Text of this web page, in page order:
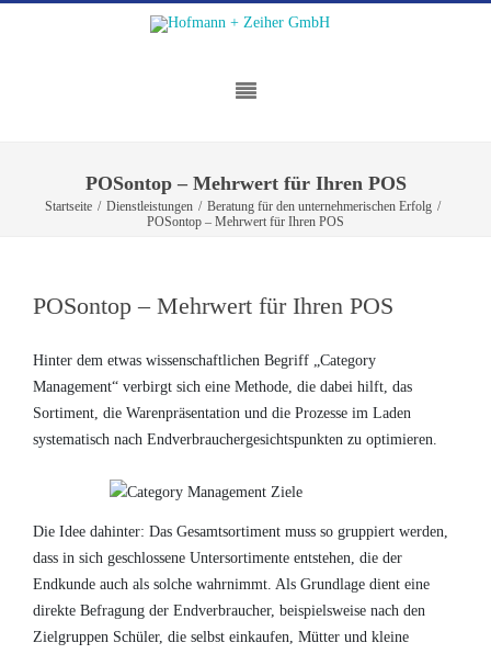
POSontop – Mehrwert für Ihren POS
Startseite / Dienstleistungen / Beratung für den unternehmerischen Erfolg /
POSontop – Mehrwert für Ihren POS
POSontop – Mehrwert für Ihren POS
Hinter dem etwas wissenschaftlichen Begriff „Category
Management“ verbirgt sich eine Methode, die dabei hilft, das
Sortiment, die Warenpräsentation und die Prozesse im Laden
systematisch nach Endverbrauchergesichtspunkten zu optimieren.
Die Idee dahinter: Das Gesamtsortiment muss so gruppiert werden,
dass in sich geschlossene Untersortimente entstehen, die der
Endkunde auch als solche wahrnimmt. Als Grundlage dient eine
direkte Befragung der Endverbraucher, beispielsweise nach den
Zielgruppen Schüler, die selbst einkaufen, Mütter und kleine